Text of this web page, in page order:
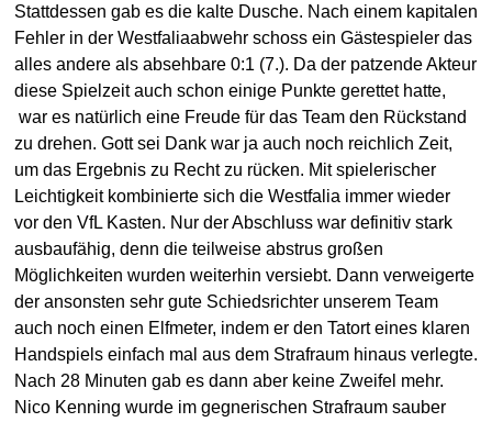
Stattdessen gab es die kalte Dusche. Nach einem kapitalen
Fehler in der Westfaliaabwehr schoss ein Gästespieler das
alles andere als absehbare 0:1 (7.). Da der patzende Akteur
diese Spielzeit auch schon einige Punkte gerettet hatte,
war es natürlich eine Freude für das Team den Rückstand
zu drehen. Gott sei Dank war ja auch noch reichlich Zeit,
um das Ergebnis zu Recht zu rücken. Mit spielerischer
Leichtigkeit kombinierte sich die Westfalia immer wieder
vor den VfL Kasten. Nur der Abschluss war definitiv stark
ausbaufähig, denn die teilweise abstrus großen
Möglichkeiten wurden weiterhin versiebt. Dann verweigerte
der ansonsten sehr gute Schiedsrichter unserem Team
auch noch einen Elfmeter, indem er den Tatort eines klaren
Handspiels einfach mal aus dem Strafraum hinaus verlegte.
Nach 28 Minuten gab es dann aber keine Zweifel mehr.
Nico Kenning wurde im gegnerischen Strafraum sauber